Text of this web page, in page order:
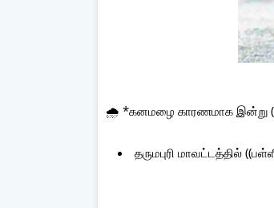
🌧️ *கனமழை காரணமாக இன்று
தருமபுரி மாவட்டத்தில்